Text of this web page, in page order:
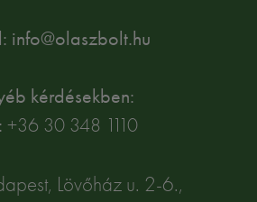
info@olaszbolt.hu
kérdésekben:
+36 30 348 1110
Lövőház u. 2-6.,